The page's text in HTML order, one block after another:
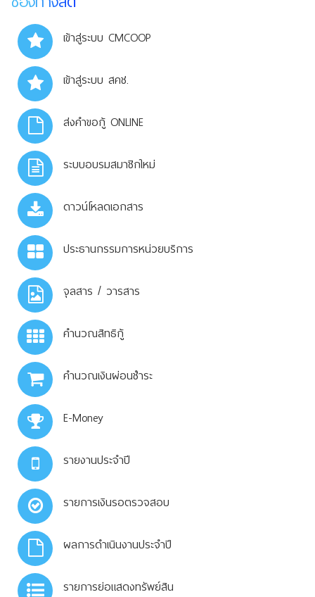
เข้าสู่ระบบ CMCOOP
เข้าสู่ระบบ สคช.
ส่งคำขอกู้ ONLINE
ระบบอบรมสมาชิกใหม่
ดาวน์โหลดเอกสาร
ประธานกรรมการหน่วยบริการ
จุลสาร / วารสาร
คำนวณสิทธิกู้
คำนวณเงินผ่อนชำระ
E-Money
รายงานประจำปี
รายการเงินรอตรวจสอบ
ผลการดำเนินงานประจำปี
รายการย่อแสดงทรัพย์สิน